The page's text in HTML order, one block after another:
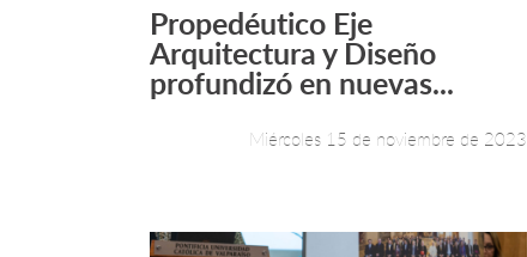
Leer más +
Propedéutico Eje
Arquitectura y Diseño
profundizó en nuevas...
Miércoles 15 de noviembre de 2023